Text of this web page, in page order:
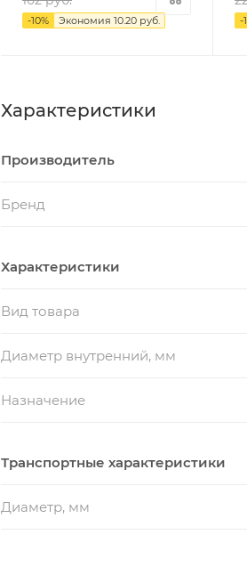
-10% Экономия 10.20 руб. -
Характеристики
Производитель
Бренд
Характеристики
Вид товара
Диаметр внутренний, мм
Назначение
Транспортные характеристики
Диаметр, мм